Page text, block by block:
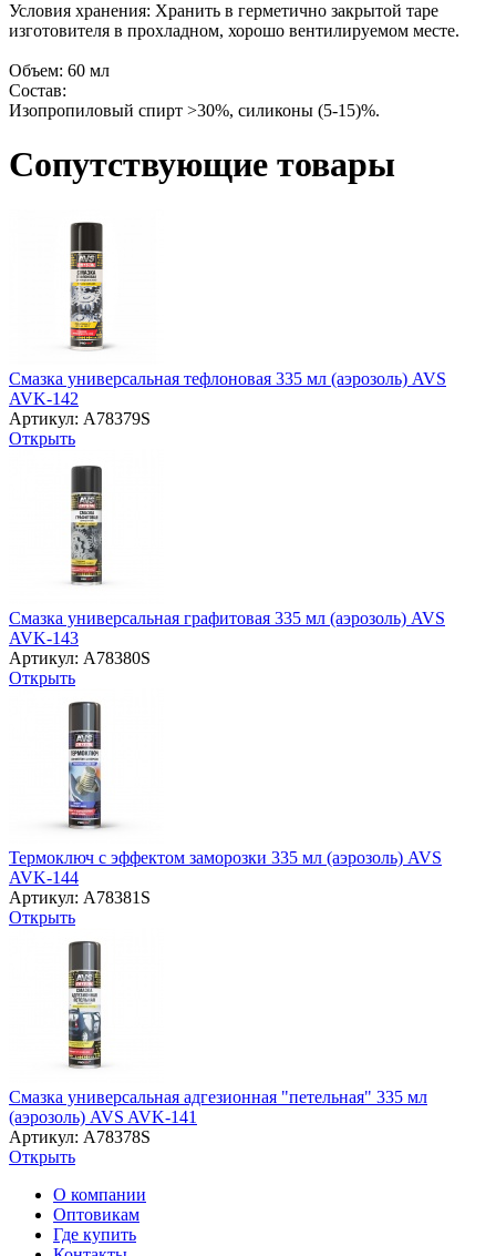
Условия хранения: Хранить в герметично закрытой таре
изготовителя в прохладном, хорошо вентилируемом месте.
Объем: 60 мл
Состав:
Изопропиловый спирт >30%, силиконы (5-15)%.
Сопутствующие товары
Смазка универсальная тефлоновая 335 мл (аэрозоль) AVS
AVK-142
Артикул: A78379S
Открыть
Смазка универсальная графитовая 335 мл (аэрозоль) AVS
AVK-143
Артикул: A78380S
Открыть
Термоключ с эффектом заморозки 335 мл (аэрозоль) AVS
AVK-144
Артикул: A78381S
Открыть
Смазка универсальная адгезионная "петельная" 335 мл
(аэрозоль) AVS AVK-141
Артикул: A78378S
Открыть
О компании
Оптовикам
Где купить